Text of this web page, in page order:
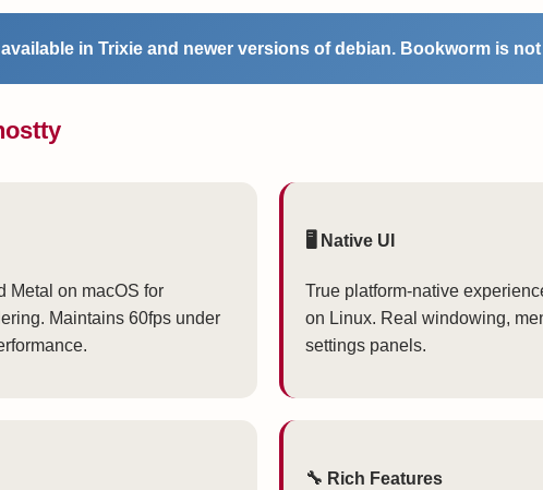
in Trixie and newer versions of debian. Bookworm is
Metal on macOS for
Maintains 60fps under
🖥️ Native UI
True platform-native
on Linux. Real windowing,
settings panels.
🔧 Rich Features